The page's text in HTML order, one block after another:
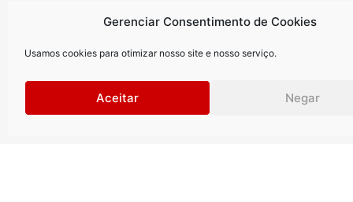
Gerenciar Consentimento de Cookies
Usamos cookies para otimizar nosso site e nosso serviço.
Aceitar Negar